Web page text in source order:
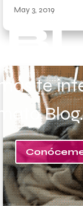
te
May 3, 2019